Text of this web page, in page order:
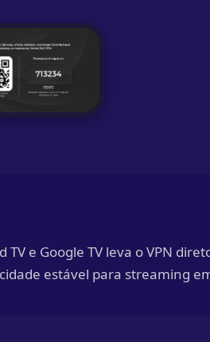
e Google TV leva o VPN
estável para streaming